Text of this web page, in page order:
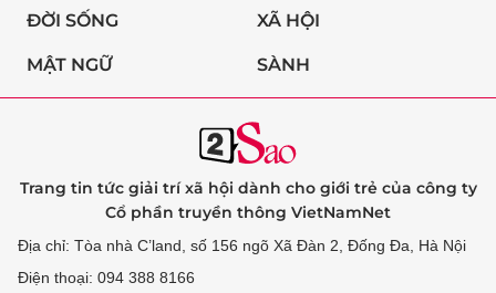
ĐỜI SỐNG XÃ HỘI
MẬT NGỮ SÀNH
Trang tin tức giải trí xã hội dành cho giới trẻ của công ty
Cổ phần truyền thông VietNamNet
Địa chỉ: Tòa nhà C’land, số 156 ngõ Xã Đàn 2, Đống Đa, Hà Nội
Điện thoại: 094 388 8166